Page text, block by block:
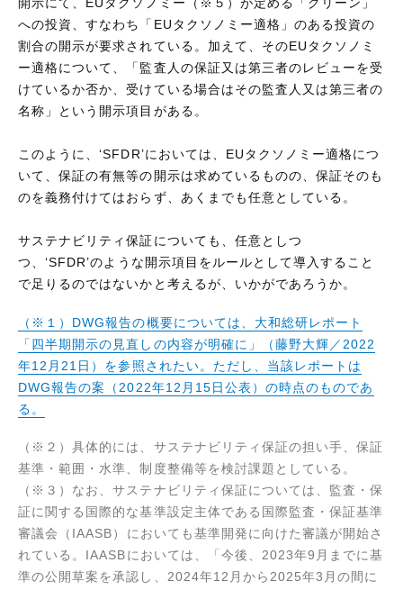
への投資、すなわち「EUタクソノミー適格」のある投資の
割合の開示が要求されている。加えて、そのEUタクソノミ
ー適格について、「監査人の保証又は第三者のレビューを受
けているか否か、受けている場合はその監査人又は第三者の
名称」という開示項目がある。
このように、‘SFDR’においては、EUタクソノミー適格につ
いて、保証の有無等の開示は求めているものの、保証そのも
のを義務付けてはおらず、あくまでも任意としている。
サステナビリティ保証についても、任意としつ
つ、‘SFDR’のような開示項目をルールとして導入すること
で足りるのではないかと考えるが、いかがであろうか。
（※１）DWG報告の概要については、大和総研レポート
「四半期開示の見直しの内容が明確に」（藤野大輝／2022
年12月21日）を参照されたい。ただし、当該レポートは
DWG報告の案（2022年12月15日公表）の時点のものであ
る。
（※２）具体的には、サステナビリティ保証の担い手、保証
基準・範囲・水準、制度整備等を検討課題としている。
（※３）なお、サステナビリティ保証については、監査・保
証に関する国際的な基準設定主体である国際監査・保証基準
審議会（IAASB）においても基準開発に向けた審議が開始さ
れている。IAASBにおいては、「今後、2023年9月までに基
準の公開草案を承認し、2024年12月から2025年3月の間に